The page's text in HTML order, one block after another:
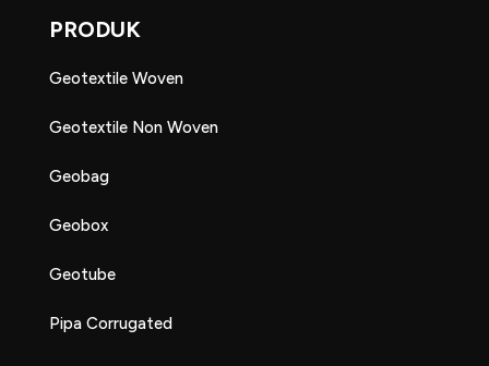
PRODUK
Geotextile Woven
Geotextile Non Woven
Geobag
Geobox
Geotube
Pipa Corrugated